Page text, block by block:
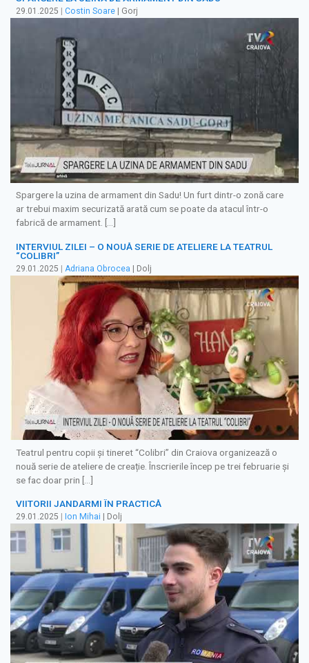
29.01.2025 Costin Soare | Gorj
Spargere la uzina de armament din Sadu! Un furt dintr-o zonă care
ar trebui maxim securizată arată cum se poate da atacul într-o
fabrică de armament. […]
INTERVIUL ZILEI – O NOUĂ SERIE DE ATELIERE LA TEATRUL
“COLIBRI”
29.01.2025 | Adriana Obrocea | Dolj
Teatrul pentru copii și tineret “Colibri” din Craiova organizează o
nouă serie de ateliere de creație. Înscrierile încep pe trei februarie și
se fac doar prin […]
VIITORII JANDARMI ÎN PRACTICĂ
29.01.2025 Ion Mihai | Dolj